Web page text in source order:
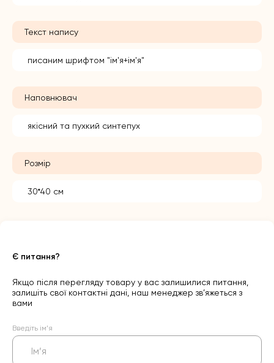
Текст напису
писаним шрифтом "ім'я+ім'я"
Наповнювач
якісний та пухкий синтепух
Розмір
30*40 см
Є питання?
Якщо після перегляду товару у вас залишилися питання,
залишіть свої контактні дані, наш менеджер зв’яжеться з
вами
Введіть ім’я